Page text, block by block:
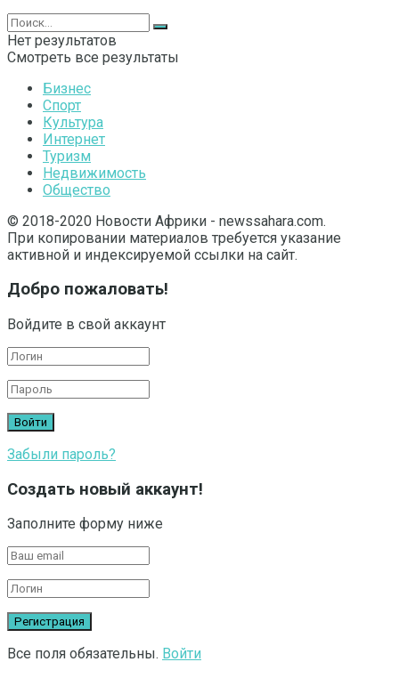
Нет результатов
Смотреть все результаты
Бизнес
Спорт
Культура
Интернет
Туризм
Недвижимость
Общество
© 2018-2020 Новости Африки - newssahara.com.
При копировании материалов требуется указание
активной и индексируемой ссылки на сайт.
Добро пожаловать!
Войдите в свой аккаунт
Забыли пароль?
Создать новый аккаунт!
Заполните форму ниже
Все поля обязательны. Войти